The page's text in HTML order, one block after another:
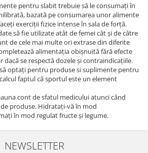
pentru slabit trebuie să le consumați în
bazată pe consumarea unor alimente
exerciții fizice intense în sala de forță.
să fie utilizate atât de femei cât și de către
de cele mai multe ori extrase din diferite
alimentaţia obişnuită fără efecte
dacă se respectă dozele şi contraindicaţiile.
optați pentru produse si suplimente pentru
faptul că sportul este un element
cont de sfatul medicului atunci când
produse. Hidratați-vă în mod
în mod regulat fructe și legume.
NEWSLETTER